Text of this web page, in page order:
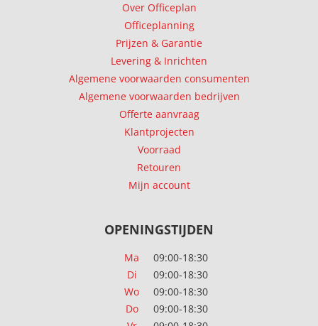
Over Officeplan
Officeplanning
Prijzen & Garantie
Levering & Inrichten
Algemene voorwaarden consumenten
Algemene voorwaarden bedrijven
Offerte aanvraag
Klantprojecten
Voorraad
Retouren
Mijn account
OPENINGSTIJDEN
Ma
09:00-18:30
Di
09:00-18:30
Wo
09:00-18:30
Do
09:00-18:30